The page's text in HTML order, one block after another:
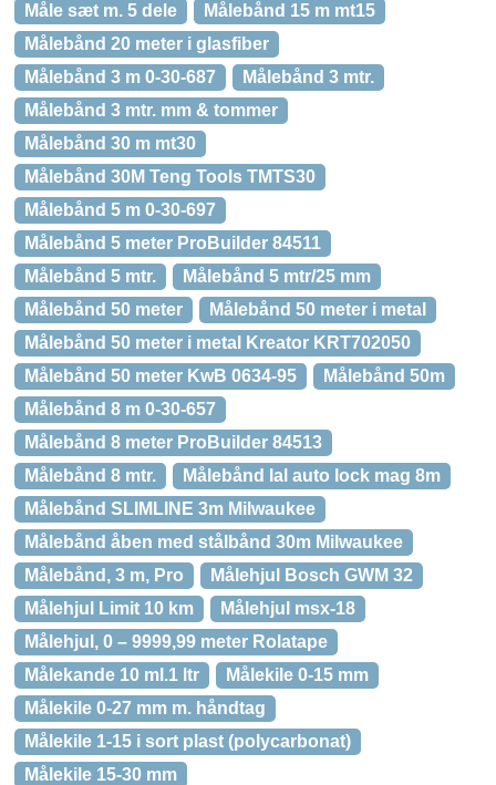
Måle sæt m. 5 dele
Målebånd 15 m mt15
Målebånd 20 meter i glasfiber
Målebånd 3 m 0-30-687
Målebånd 3 mtr.
Målebånd 3 mtr. mm & tommer
Målebånd 30 m mt30
Målebånd 30M Teng Tools TMTS30
Målebånd 5 m 0-30-697
Målebånd 5 meter ProBuilder 84511
Målebånd 5 mtr.
Målebånd 5 mtr/25 mm
Målebånd 50 meter
Målebånd 50 meter i metal
Målebånd 50 meter i metal Kreator KRT702050
Målebånd 50 meter KwB 0634-95
Målebånd 50m
Målebånd 8 m 0-30-657
Målebånd 8 meter ProBuilder 84513
Målebånd 8 mtr.
Målebånd lal auto lock mag 8m
Målebånd SLIMLINE 3m Milwaukee
Målebånd åben med stålbånd 30m Milwaukee
Målebånd, 3 m, Pro
Målehjul Bosch GWM 32
Målehjul Limit 10 km
Målehjul msx-18
Målehjul, 0 – 9999,99 meter Rolatape
Målekande 10 ml.1 ltr
Målekile 0-15 mm
Målekile 0-27 mm m. håndtag
Målekile 1-15 i sort plast (polycarbonat)
Målekile 15-30 mm